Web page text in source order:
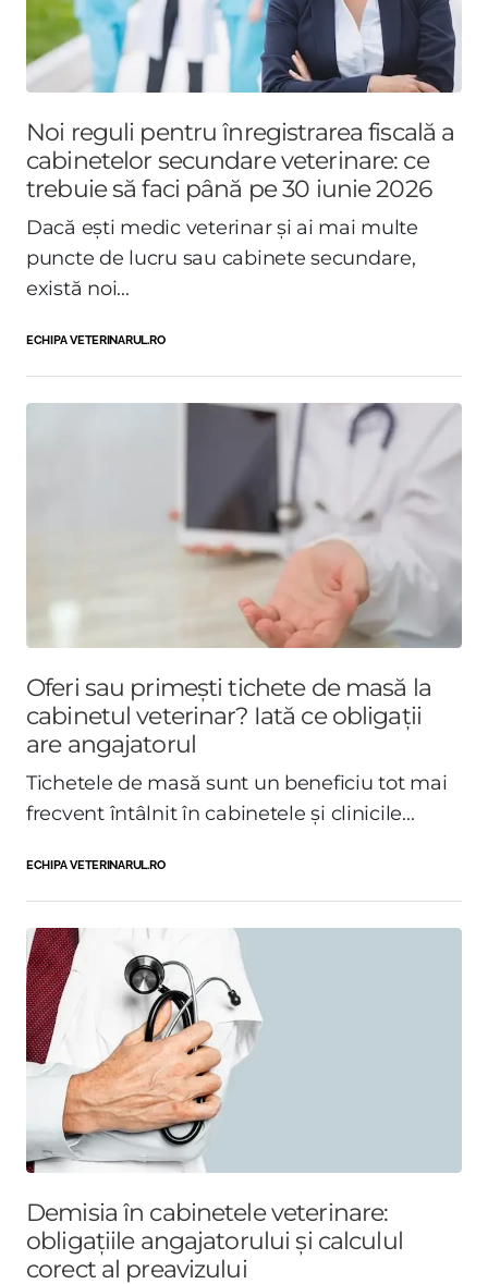
Noi reguli pentru înregistrarea fiscală a
cabinetelor secundare veterinare: ce
trebuie să faci până pe 30 iunie 2026
Dacă ești medic veterinar și ai mai multe
puncte de lucru sau cabinete secundare,
există noi...
ECHIPA VETERINARUL.RO
Oferi sau primești tichete de masă la
cabinetul veterinar? Iată ce obligații
are angajatorul
Tichetele de masă sunt un beneficiu tot mai
frecvent întâlnit în cabinetele și clinicile...
ECHIPA VETERINARUL.RO
Demisia în cabinetele veterinare:
obligațiile angajatorului și calculul
corect al preavizului